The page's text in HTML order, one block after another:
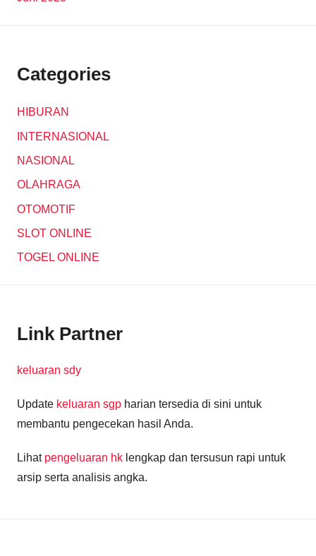
Categories
HIBURAN
INTERNASIONAL
NASIONAL
OLAHRAGA
OTOMOTIF
SLOT ONLINE
TOGEL ONLINE
Link Partner
keluaran sdy
Update keluaran sgp harian tersedia di sini untuk
membantu pengecekan hasil Anda.
Lihat pengeluaran hk lengkap dan tersusun rapi untuk
arsip serta analisis angka.